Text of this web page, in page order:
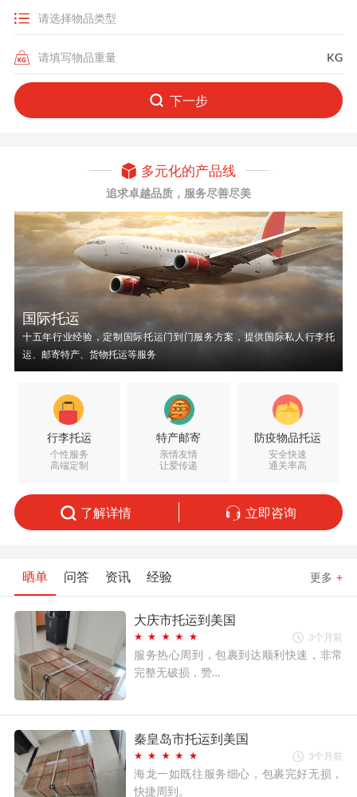
KG
下一步
多元化的产品线
追求卓越品质，服务尽善尽美
国际托运
十五年行业经验，定制国际托运门到门服务方案，提供国际私人行李托
运、邮寄特产、货物托运等服务
行李托运
个性服务
高端定制
特产邮寄
亲情友情
让爱传递
防疫物品托运
安全快速
通关率高
了解详情 立即咨询
晒单 问答 资讯 经验 更多 +
大庆市托运到美国
3个月前
服务热心周到，包裹到达顺利快速，非常
完整无破损，赞…
秦皇岛市托运到美国
3个月前
海龙一如既往服务细心，包裹完好无损，
快捷周到。